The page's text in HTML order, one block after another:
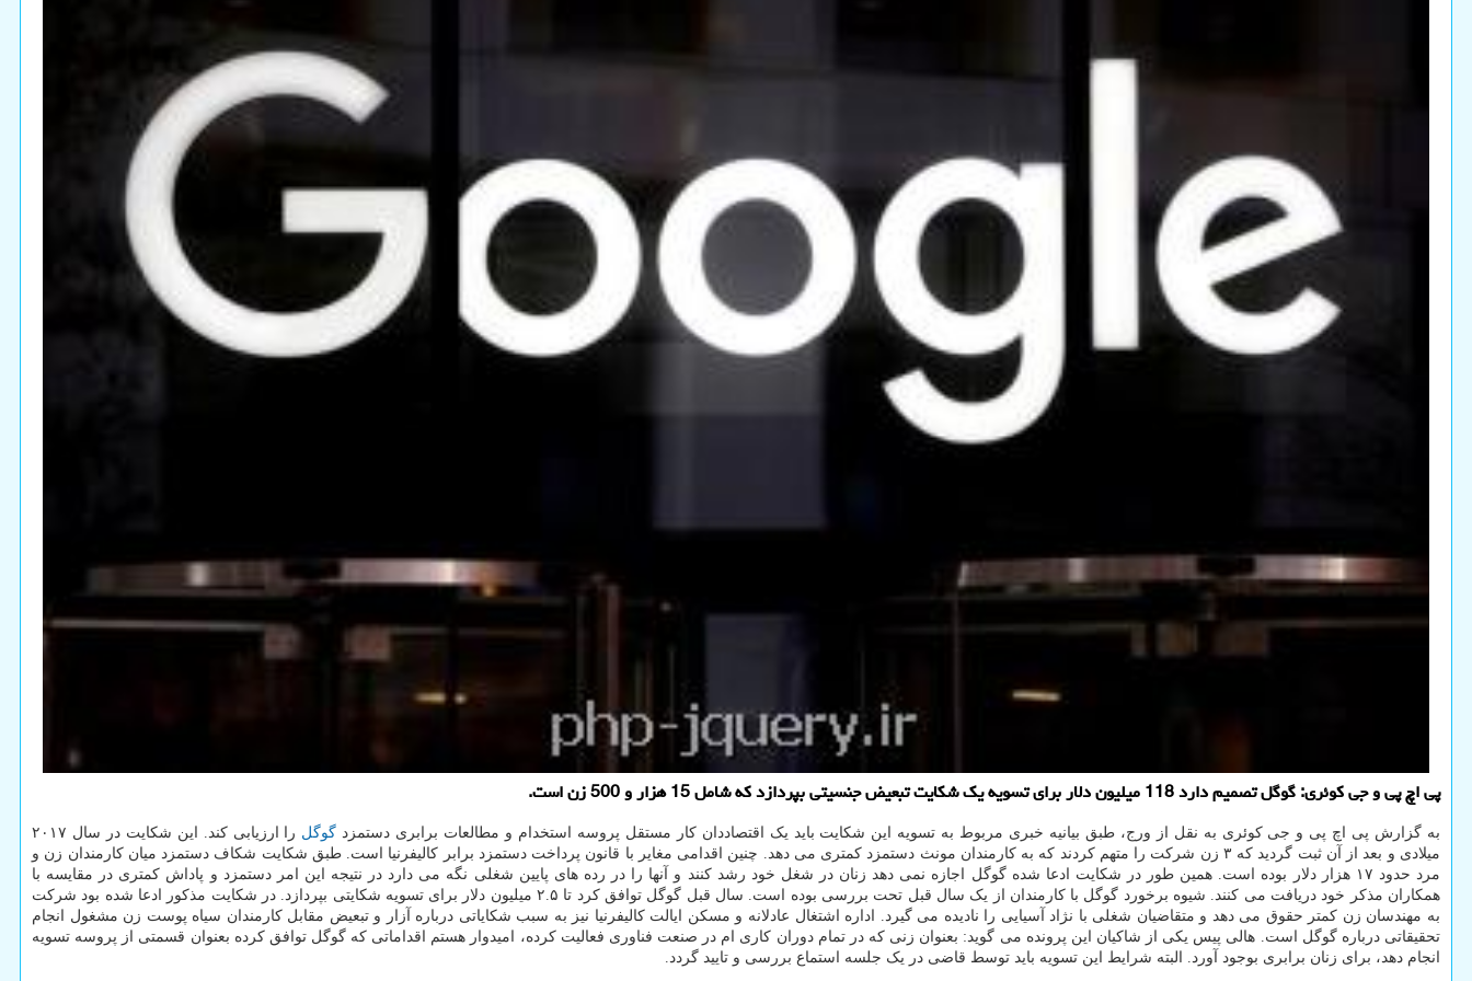
پی اچ پی و جی کوئری: گوگل تصمیم دارد 118 میلیون دلار برای تسویه یک شکایت تبعیض جنسیتی بپردازد که شامل 15 هزار و 500 زن است.
به گزارش پی اچ پی و جی کوئری به نقل از ورج، طبق بیانیه خبری مربوط به تسویه این شکایت باید یک اقتصاددان کار مستقل پروسه استخدام و مطالعات برابری دستمزد گوگل
را ارزیابی کند. این شکایت در سال ۲۰۱۷
میلادی و بعد از آن ثبت گردید که ۳ زن شرکت را متهم کردند که به کارمندان مونث دستمزد کمتری می دهد. چنین اقدامی مغایر با قانون پرداخت دستمزد برابر کالیفرنیا است. طبق شکایت شکاف دستمزد میان کارمندان زن و
مرد حدود ۱۷ هزار دلار بوده است. همین طور در شکایت ادعا شده گوگل اجازه نمی دهد زنان در شغل خود رشد کنند و آنها را در رده های پایین شغلی نگه می دارد در نتیجه این امر دستمزد و پاداش کمتری در مقایسه با
همکاران مذکر خود دریافت می کنند. شیوه برخورد گوگل با کارمندان از یک سال قبل تحت بررسی بوده است. سال قبل گوگل توافق کرد تا ۲.۵ میلیون دلار برای تسویه شکایتی بپردازد. در شکایت مذکور ادعا شده بود شرکت
به مهندسان زن کمتر حقوق می دهد و متقاضیان شغلی با نژاد آسیایی را نادیده می گیرد. اداره اشتغال عادلانه و مسکن ایالت کالیفرنیا نیز به سبب شکایاتی درباره آزار و تبعیض مقابل کارمندان سیاه پوست زن مشغول انجام
تحقیقاتی درباره گوگل است. هالی پیس یکی از شاکیان این پرونده می گوید: بعنوان زنی که در تمام دوران کاری ام در صنعت فناوری فعالیت کرده، امیدوار هستم اقداماتی که گوگل توافق کرده بعنوان قسمتی از پروسه تسویه
انجام دهد، برای زنان برابری بوجود آورد. البته شرایط این تسویه باید توسط قاضی در یک جلسه استماع بررسی و تایید گردد.